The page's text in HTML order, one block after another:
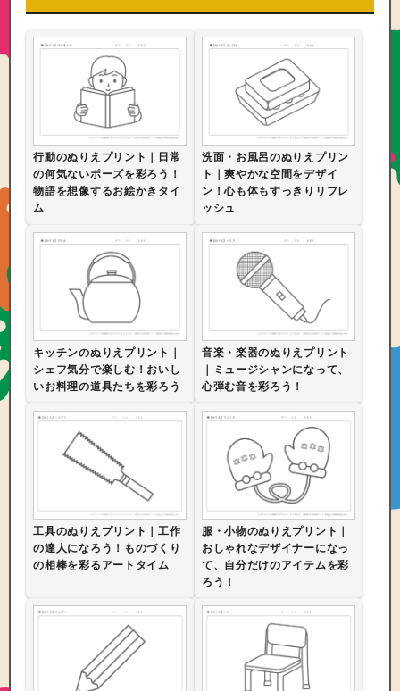
行動のぬりえプリント｜日常
の何気ないポーズを彩ろう！
物語を想像するお絵かきタイ
ム
洗面・お風呂のぬりえプリン
ト｜爽やかな空間をデザイ
ン！心も体もすっきりリフレ
ッシュ
キッチンのぬりえプリント｜
シェフ気分で楽しむ！おいし
いお料理の道具たちを彩ろう
音楽・楽器のぬりえプリント
｜ミュージシャンになって、
心弾む音を彩ろう！
工具のぬりえプリント｜工作
の達人になろう！ものづくり
の相棒を彩るアートタイム
服・小物のぬりえプリント｜
おしゃれなデザイナーになっ
て、自分だけのアイテムを彩
ろう！